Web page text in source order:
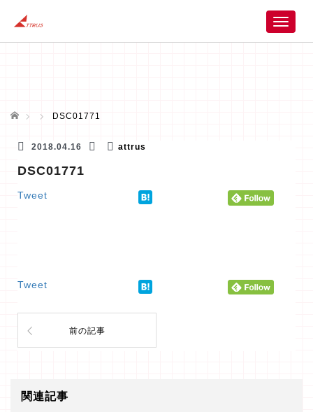
T
ホーム DSC01771
2018.04.16 attrus
DSC01771
Tweet
Tweet
前の記事
関連記事